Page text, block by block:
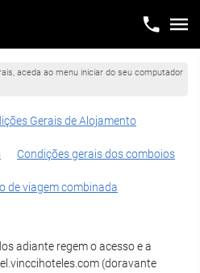
aceda ao menu iniciar do seu computador
Gerais de Alojamento
Condições gerais dos comboios
de viagem combinada
adiante regem o acesso e a
(doravante